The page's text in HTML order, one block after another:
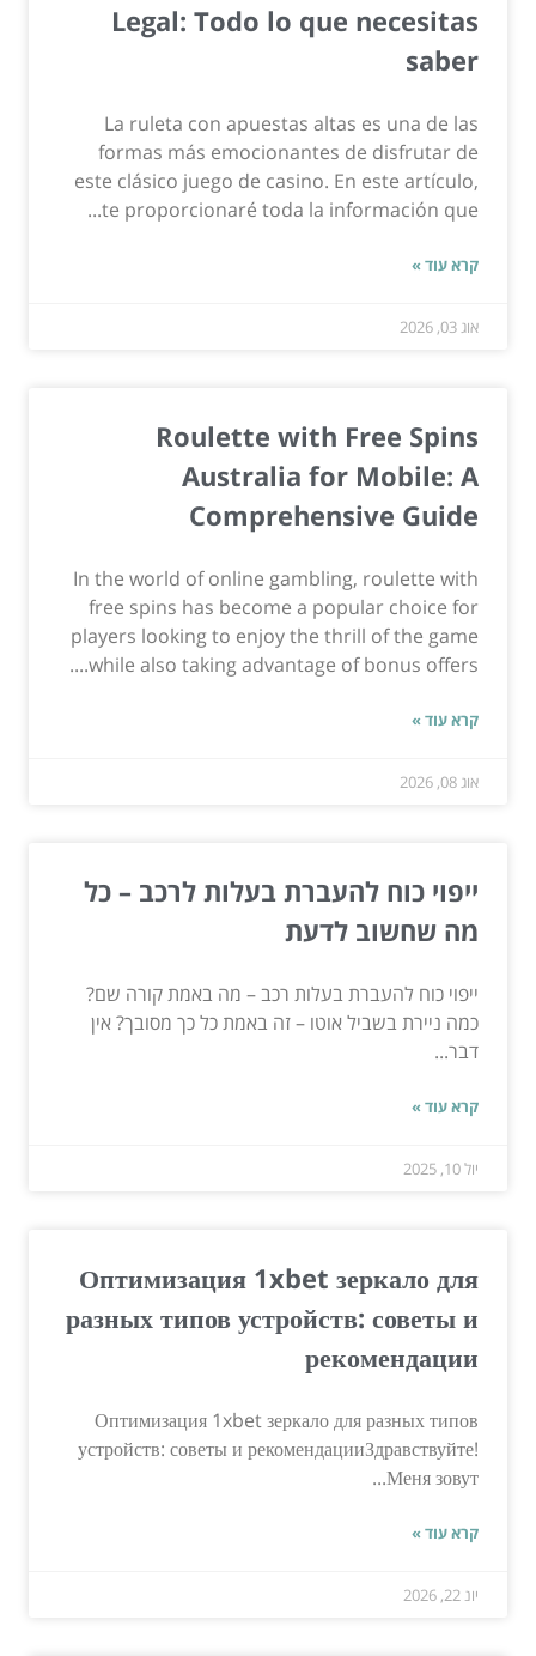
Legal: Todo lo que necesitas
saber
La ruleta con apuestas altas es una de las
formas más emocionantes de disfrutar de
este clásico juego de casino. En este artículo,
te proporcionaré toda la información que...
קרא עוד »
אוג 03, 2026
Roulette with Free Spins
Australia for Mobile: A
Comprehensive Guide
In the world of online gambling, roulette with
free spins has become a popular choice for
players looking to enjoy the thrill of the game
while also taking advantage of bonus offers....
קרא עוד »
אוג 08, 2026
ייפוי כוח להעברת בעלות לרכב – כל
מה שחשוב לדעת
ייפוי כוח להעברת בעלות רכב – מה באמת קורה שם?
כמה ניירת בשביל אוטו – זה באמת כל כך מסובך? אין
דבר...
קרא עוד »
יול 10, 2025
Оптимизация 1xbet зеркало для
разных типов устройств: советы и
рекомендации
Оптимизация 1xbet зеркало для разных типов
устройств: советы и рекомендацииЗдравствуйте!
Меня зовут...
קרא עוד »
יונ 22, 2026